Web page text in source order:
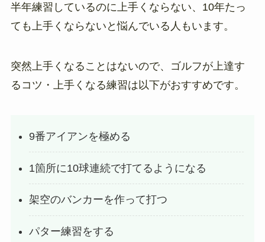
半年練習しているのに上手くならない、10年たっ
ても上手くならないと悩んでいる人もいます。
突然上手くなることはないので、ゴルフが上達す
るコツ・上手くなる練習は以下がおすすめです。
9番アイアンを極める
1箇所に10球連続で打てるようになる
架空のバンカーを作って打つ
パター練習をする